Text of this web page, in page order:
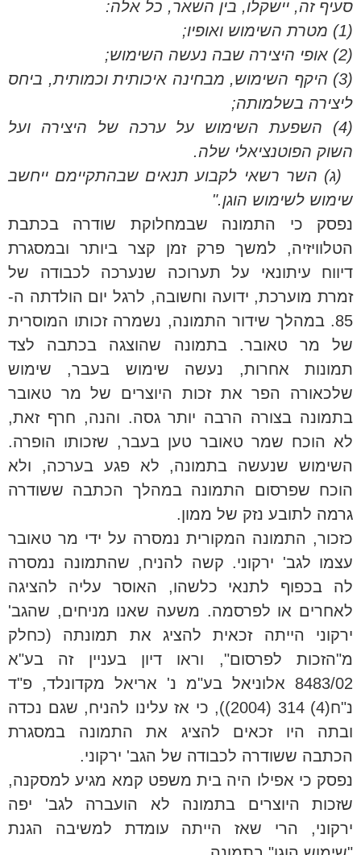
סעיף זה, יישקלו, בין השאר, כל אלה:
(1) מטרת השימוש ואופיו;
(2) אופי היצירה שבה נעשה השימוש;
(3) היקף השימוש, מבחינה איכותית וכמותית, ביחס
ליצירה בשלמותה;
(4) השפעת השימוש על ערכה של היצירה ועל
השוק הפוטנציאלי שלה.
(ג) השר רשאי לקבוע תנאים שבהתקיימם ייחשב
שימוש לשימוש הוגן."
נפסק כי התמונה שבמחלוקת שודרה בכתבת
הטלוויזיה, למשך פרק זמן קצר ביותר ובמסגרת
דיווח עיתונאי על תערוכה שנערכה לכבודה של
זמרת מוערכת, ידועה וחשובה, לרגל יום הולדתה ה-
85. במהלך שידור התמונה, נשמרה זכותו המוסרית
של מר טאובר. בתמונה שהוצגה בכתבה לצד
תמונות אחרות, נעשה שימוש בעבר, שימוש
שלכאורה הפר את זכות היוצרים של מר טאובר
בתמונה בצורה הרבה יותר גסה. והנה, חרף זאת,
לא הוכח שמר טאובר טען בעבר, שזכותו הופרה.
השימוש שנעשה בתמונה, לא פגע בערכה, ולא
הוכח שפרסום התמונה במהלך הכתבה ששודרה
גרמה לתובע נזק של ממון.
כזכור, התמונה המקורית נמסרה על ידי מר טאובר
עצמו לגב' ירקוני. קשה להניח, שהתמונה נמסרה
לה בכפוף לתנאי כלשהו, האוסר עליה להציגה
לאחרים או לפרסמה. משעה שאנו מניחים, שהגב'
ירקוני הייתה זכאית להציג את תמונתה (כחלק
מ"הזכות לפרסום", וראו דיון בעניין זה בע"א
8483/02 אלוניאל בע"מ נ' אריאל מקדונלד, פ"ד
נ"ח(4) 314 (2004)), כי אז עלינו להניח, שגם נכדה
ובתה היו זכאים להציג את התמונה במסגרת
הכתבה ששודרה לכבודה של הגב' ירקוני.
נפסק כי אפילו היה בית משפט קמא מגיע למסקנה,
שזכות היוצרים בתמונה לא הועברה לגב' יפה
ירקוני, הרי שאז הייתה עומדת למשיבה הגנת